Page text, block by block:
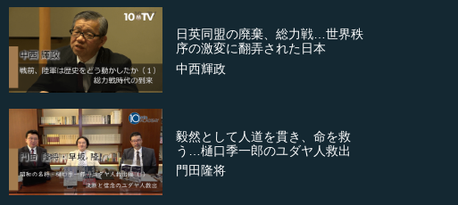
日英同盟の廃棄、総力戦…世界秩
序の激変に翻弄された日本
中西輝政
毅然として人道を貫き、命を救
う…樋口季一郎のユダヤ人救出
門田隆将